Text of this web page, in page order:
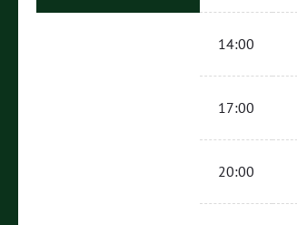
14:00
17:00
20:00